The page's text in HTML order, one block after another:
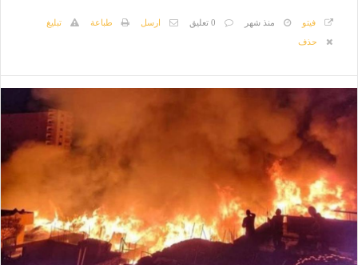
فيتو منذ شهر 0 تعليق ارسل طباعة
تبليغ
حذف